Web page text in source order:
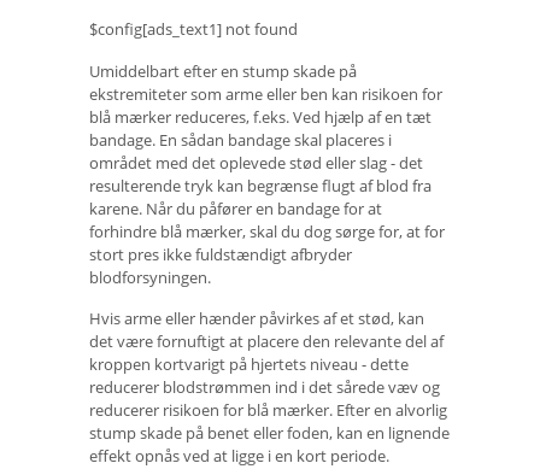
$config[ads_text1] not found
Umiddelbart efter en stump skade på
ekstremiteter som arme eller ben kan risikoen for
blå mærker reduceres, f.eks. Ved hjælp af en tæt
bandage. En sådan bandage skal placeres i
området med det oplevede stød eller slag - det
resulterende tryk kan begrænse flugt af blod fra
karene. Når du påfører en bandage for at
forhindre blå mærker, skal du dog sørge for, at for
stort pres ikke fuldstændigt afbryder
blodforsyningen.
Hvis arme eller hænder påvirkes af et stød, kan
det være fornuftigt at placere den relevante del af
kroppen kortvarigt på hjertets niveau - dette
reducerer blodstrømmen ind i det sårede væv og
reducerer risikoen for blå mærker. Efter en alvorlig
stump skade på benet eller foden, kan en lignende
effekt opnås ved at ligge i en kort periode.